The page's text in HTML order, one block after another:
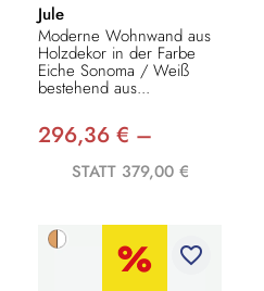
Jule
Moderne Wohnwand aus
Holzdekor in der Farbe
Eiche Sonoma / Weiß
bestehend aus...
296,36 € –
STATT 379,00 €
favorite_border